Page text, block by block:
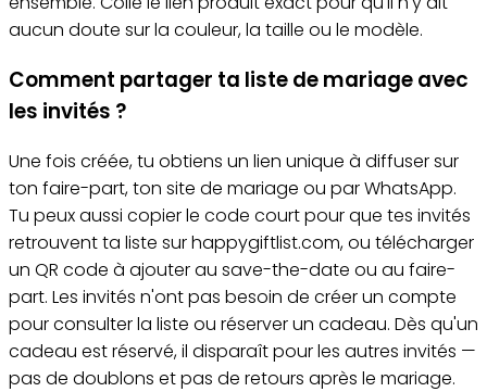
aucun doute sur la couleur, la taille ou le modèle.
Comment partager ta liste de mariage avec
les invités ?
Une fois créée, tu obtiens un lien unique à diffuser sur
ton faire-part, ton site de mariage ou par WhatsApp.
Tu peux aussi copier le code court pour que tes invités
retrouvent ta liste sur happygiftlist.com, ou télécharger
un QR code à ajouter au save-the-date ou au faire-
part. Les invités n'ont pas besoin de créer un compte
pour consulter la liste ou réserver un cadeau. Dès qu'un
cadeau est réservé, il disparaît pour les autres invités —
pas de doublons et pas de retours après le mariage.